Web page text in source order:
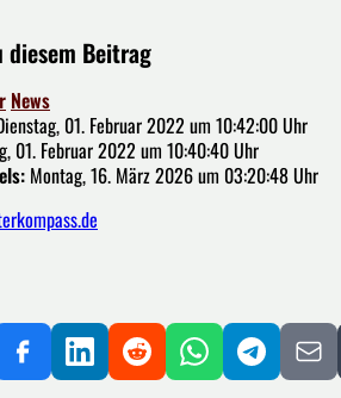
Beitrag
News
01. Februar 2022 um 10:42:00 Uhr
01. Februar 2022 um 10:40:40 Uhr
Montag, 16. März 2026 um 03:20:48 Uhr